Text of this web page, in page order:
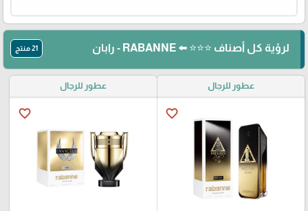
لرؤية كل أصناف ⭐⭐⭐ ⬅️ RABANNE - رابان 21 منتج
عطور للرجال
favorite_border
عطور للرجال
favorite_border